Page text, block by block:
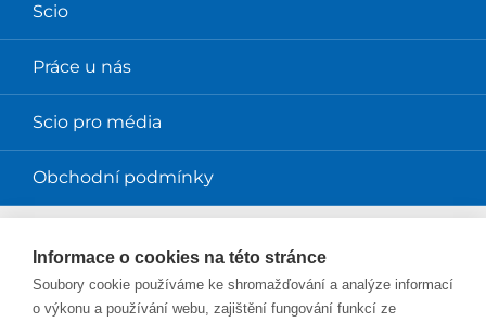
Scio
Práce u nás
Scio pro média
Obchodní podmínky
Magazín Perpetuum
Informace o cookies na této stránce
Soubory cookie používáme ke shromažďování a analýze informací
o výkonu a používání webu, zajištění fungování funkcí ze